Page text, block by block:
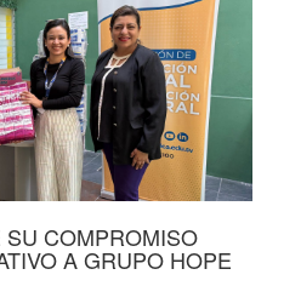
COMPROMISO
A GRUPO HOPE